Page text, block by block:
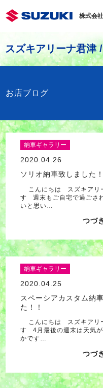
株式会
スズキアリーナ君津
お店ブログ
納車ギャラリー
2020.04.26
ソリオ納車致しました！
こんにちは スズキアリ
す 週末もご自宅で過ごさ
いと思い…
つづ
納車ギャラリー
2020.04.25
スペーシアカスタム納
た！！
こんにちは スズキアリ
す 4月最後の週末は天気
かです…
つづ